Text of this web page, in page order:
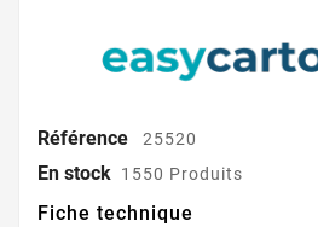
Référence 25520
En stock 1550 Produits
Fiche technique